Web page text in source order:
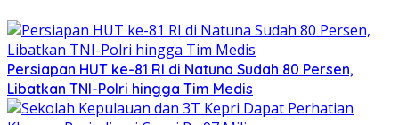
Persiapan HUT ke-81 RI di Natuna Sudah 80 Persen,
Libatkan TNI-Polri hingga Tim Medis